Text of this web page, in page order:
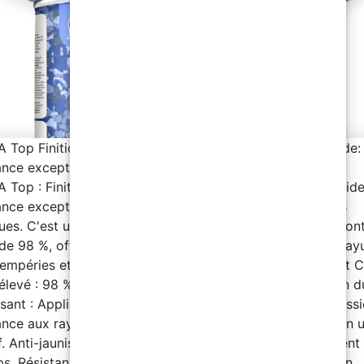
Top Finition Polyaspartique avec 98% de contenu solide:
exceptionnelle à l’usure
Top : Finition Polyaspartique avec 98% de contenu
exceptionnelle à l’usure, aux rayures et aux produits
C'est un vernis autolissant ultra-résistant, avec un
98 %, offrant une durabilité exceptionnelle face aux
et au jaunissement. Caractéristiques du produit
: 98 % pour une résistance maximale et une finition
: Application facile sans traces pour un rendu
aux rayures : Parfait pour les surfaces soumises à un
Anti-jaunissement : Garde son aspect clair et transparent